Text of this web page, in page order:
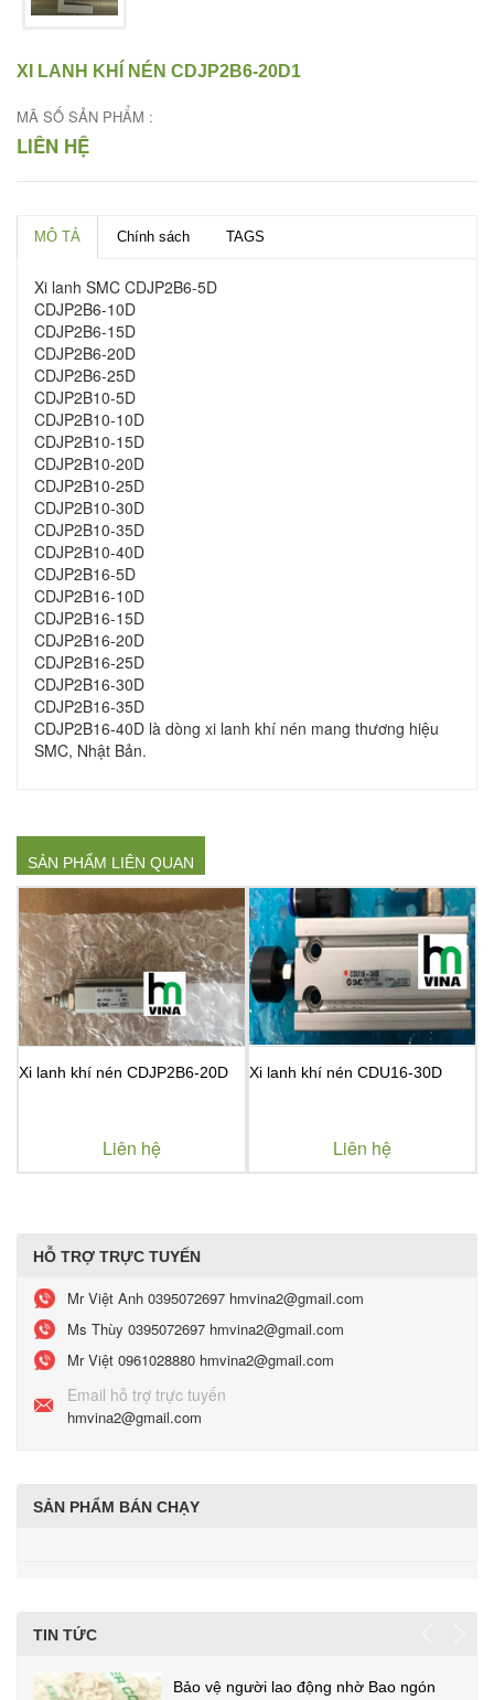
XI LANH KHÍ NÉN CDJP2B6-20D1
MÃ SỐ SẢN PHẨM :
LIÊN HỆ
MÔ TẢ Chính sách TAGS
Xi lanh SMC CDJP2B6-5D
CDJP2B6-10D
CDJP2B6-15D
CDJP2B6-20D
CDJP2B6-25D
CDJP2B10-5D
CDJP2B10-10D
CDJP2B10-15D
CDJP2B10-20D
CDJP2B10-25D
CDJP2B10-30D
CDJP2B10-35D
CDJP2B10-40D
CDJP2B16-5D
CDJP2B16-10D
CDJP2B16-15D
CDJP2B16-20D
CDJP2B16-25D
CDJP2B16-30D
CDJP2B16-35D
CDJP2B16-40D là dòng xi lanh khí nén mang thương hiệu
SMC, Nhật Bản.
SẢN PHẨM LIÊN QUAN
Xi lanh khí nén CDJP2B6-20D
Liên hệ
Xi lanh khí nén CDU16-30D
Liên hệ
HỖ TRỢ TRỰC TUYẾN
Mr Việt Anh 0395072697 hmvina2@gmail.com
Ms Thùy 0395072697 hmvina2@gmail.com
Mr Việt 0961028880 hmvina2@gmail.com
Email hỗ trợ trực tuyến
hmvina2@gmail.com
SẢN PHẨM BÁN CHẠY
TIN TỨC
Bảo vệ người lao động nhờ Bao ngón